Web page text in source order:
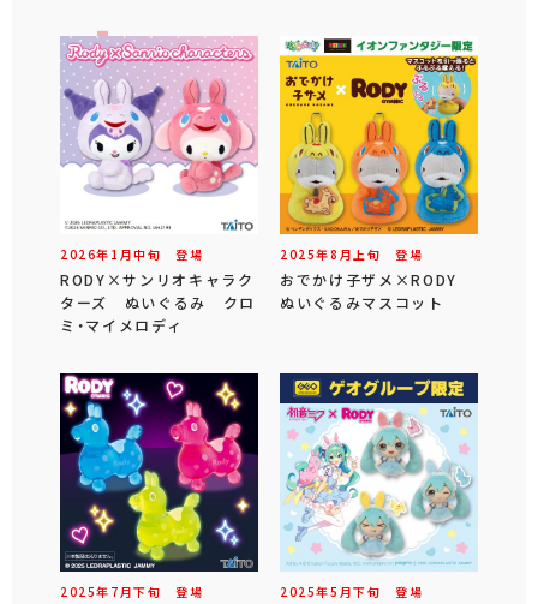
2026年 1 月中旬 登場
RODY×サンリオキャラク
ターズ ぬいぐるみ クロ
ミ・マイメロディ
2025年8 月 上旬 登場
おでかけ子ザメ×RODY
ぬいぐるみマスコット
2025年 7 月下旬 登場 2025年5 月下旬 登場